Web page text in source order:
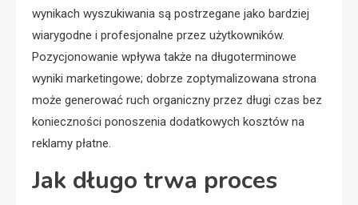
wynikach wyszukiwania są postrzegane jako bardziej
wiarygodne i profesjonalne przez użytkowników.
Pozycjonowanie wpływa także na długoterminowe
wyniki marketingowe; dobrze zoptymalizowana strona
może generować ruch organiczny przez długi czas bez
konieczności ponoszenia dodatkowych kosztów na
reklamy płatne.
Jak długo trwa proces